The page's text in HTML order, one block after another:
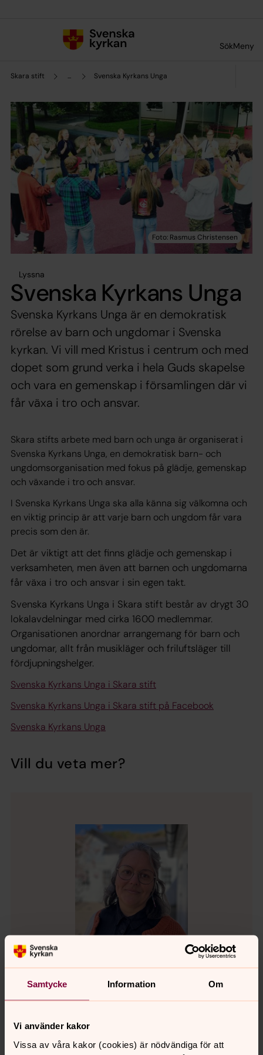
Samtycke Information Om
Vi använder kakor
Vissa av våra kakor (cookies) är nödvändiga för att
SökMeny
Skara stift ... Svenska Kyrkans Unga
Lyssna
Svenska Kyrkans Unga
Svenska Kyrkans Unga är en demokratisk
rörelse av barn och ungdomar i Svenska
kyrkan. Vi vill med Kristus i centrum och med
dopet som grund verka i hela Guds skapelse
och vara en gemenskap i församlingen där vi
får växa i tro och ansvar.
Skara stifts arbete med barn och unga är organiserat i
Svenska Kyrkans Unga, en demokratisk barn- och
ungdomsorganisation med fokus på glädje, gemenskap
och växande i tro och ansvar.
I Svenska Kyrkans Unga ska alla känna sig välkomna och
en viktig princip är att varje barn och ungdom får vara
precis som den är.
Det är viktigt att det finns glädje och gemenskap i
verksamheten, men även att barnen och ungdomarna
får växa i tro och ansvar i sin egen takt.
Svenska Kyrkans Unga i Skara stift består av drygt 30
lokalavdelningar med cirka 1600 medlemmar.
Organisationen anordnar arrangemang för barn och
ungdomar, allt från musikläger och friluftsläger till
fördjupningshelger.
Svenska Kyrkans Unga i Skara stift
Svenska Kyrkans Unga i Skara stift på Facebook
Svenska Kyrkans Unga
Vill du veta mer?
Lisa Gerenmark
stift, Skara stift